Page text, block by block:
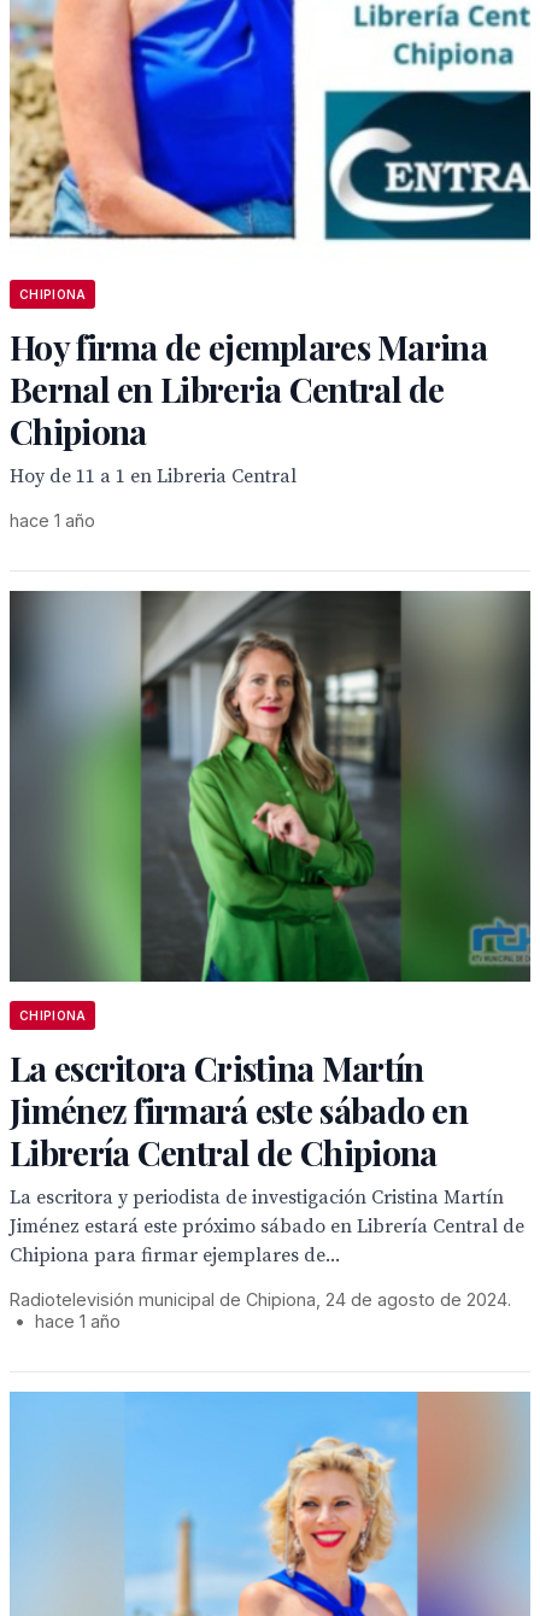
CHIPIONA
Hoy firma de ejemplares Marina
Bernal en Libreria Central de
Chipiona
Hoy de 11 a 1 en Libreria Central
hace 1 año
CHIPIONA
La escritora Cristina Martín
Jiménez firmará este sábado en
Librería Central de Chipiona
La escritora y periodista de investigación Cristina Martín
Jiménez estará este próximo sábado en Librería Central de
Chipiona para firmar ejemplares de...
Radiotelevisión municipal de Chipiona, 24 de agosto de 2024.
• hace 1 año